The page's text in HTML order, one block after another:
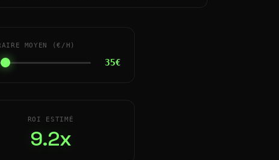
MOYEN (€/H)
35€
ROI ESTIMÉ
9.2x